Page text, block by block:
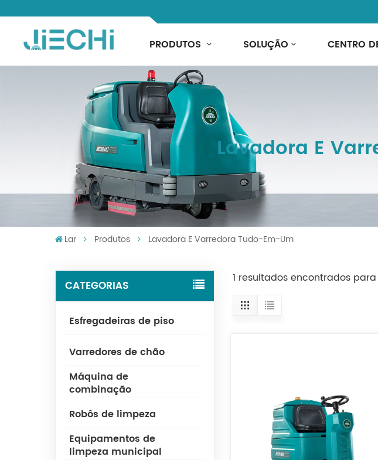
PRODUTOS SOLUÇÃO CENTRO
Lavadora E
Lar Produtos Lavadora E Varredora Tudo-Em-Um
CATEGORIAS
Esfregadeiras de piso
Varredores de chão
Máquina de
combinação
Robôs de limpeza
Equipamentos de
limpeza municipal
1 resultados encontrados